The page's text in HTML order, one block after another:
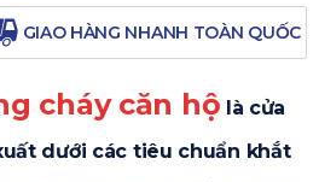
GIAO HÀNG NHANH TOÀN QUỐC
cháy căn hộ là cửa
dưới các tiêu chuẩn khắt